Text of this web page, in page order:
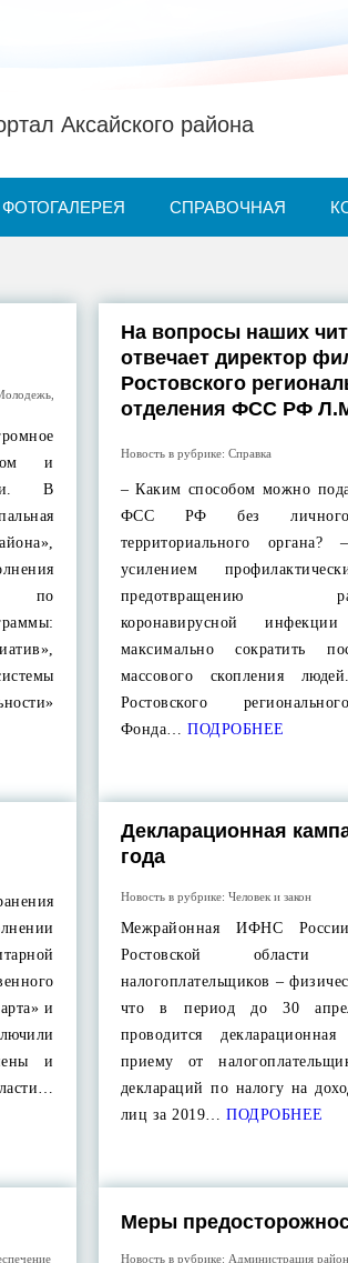
Аксайского района
ФОТОГАЛЕРЕЯ СПРАВОЧНАЯ
,
и
В
по
На вопросы наших
отвечает директор
Ростовского
отделения ФСС РФ
Новость в рубрике: Справка
– Каким способом можно
ФСС РФ без личного
территориального
усилением
предотвращению
коронавирусной
максимально сократить
массового скопления
Ростовского
Фонда… ПОДРОБНЕЕ
и
и
Декларационная
года
Новость в рубрике: Человек и закон
Межрайонная ИФНС
Ростовской области
налогоплательщиков –
что в период до 30
проводится
приему от
деклараций по налогу на
лиц за 2019… ПОДРОБНЕЕ
Меры
Новость в рубрике: Администрация